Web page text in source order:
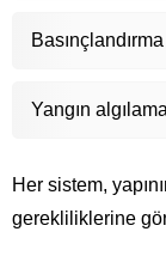
Yangın
Her sistem,
gerekliliklerine